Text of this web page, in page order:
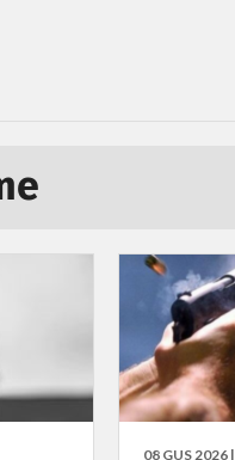
08 GUS 2026 |